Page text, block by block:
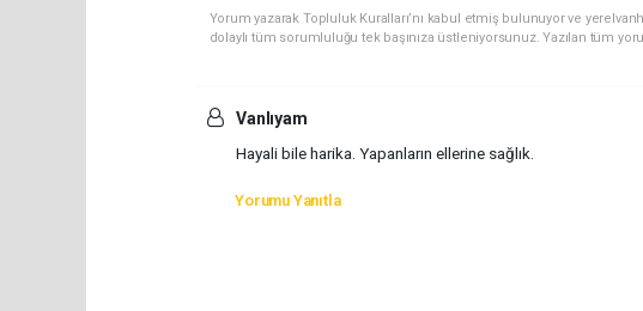
Yorum yazarak Topluluk Kuralları’nı kabul etmiş bulunuyor ve
dolaylı tüm sorumluluğu tek başınıza üstleniyorsunuz. Yazılan tüm
Vanlıyam
Hayali bile harika. Yapanların ellerine sağlık.
Yorumu Yanıtla